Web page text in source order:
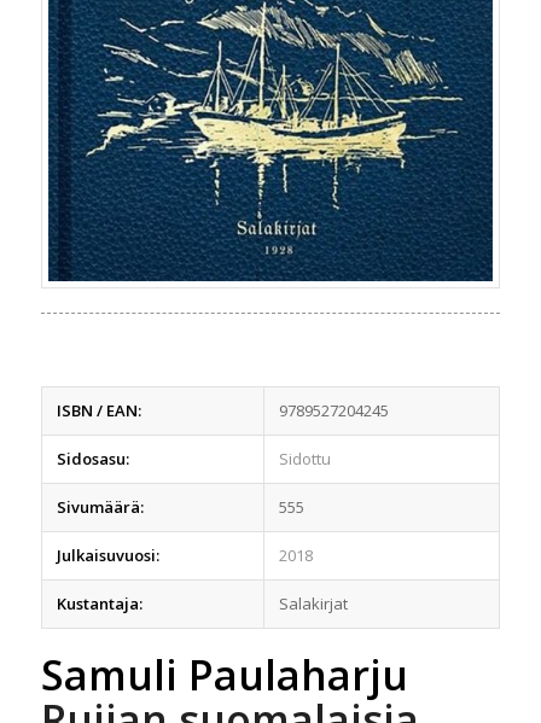
ISBN / EAN: 9789527204245
Sidosasu: Sidottu
Sivumäärä: 555
Julkaisuvuosi: 2018
Kustantaja: Salakirjat
Samuli Paulaharju